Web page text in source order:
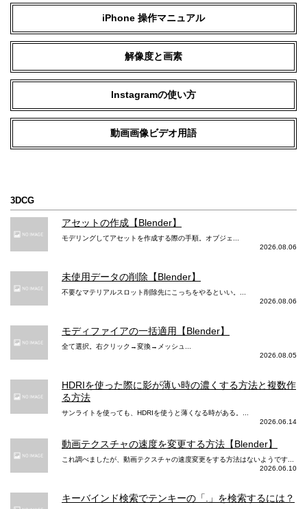
iPhone 操作マニュアル
解像度と画素
Instagramの使い方
動画画像ビデオ用語
3DCG
アセットの作成【Blender】
モデリングしてアセットを作成する際の手順。オブジェ...
2026.08.06
未使用データの削除【Blender】
不要なマテリアルスロット削除先にこっちをやるといい。...
2026.08.06
モディファイアの一括適用【Blender】
全て選択。右クリック→変換→メッシュ...
2026.08.05
HDRIを使った際に影が薄い時の濃くする方法と複数作
る方法
サンライトを使っても、HDRIを使うと薄くなる時がある。...
2026.06.14
動画テクスチャの速度を変更する方法【Blender】
これ調べましたが、動画テクスチャの速度変更をする方法はないようです...
2026.06.10
キーバインド検索でテンキーの「.」を検索するには？